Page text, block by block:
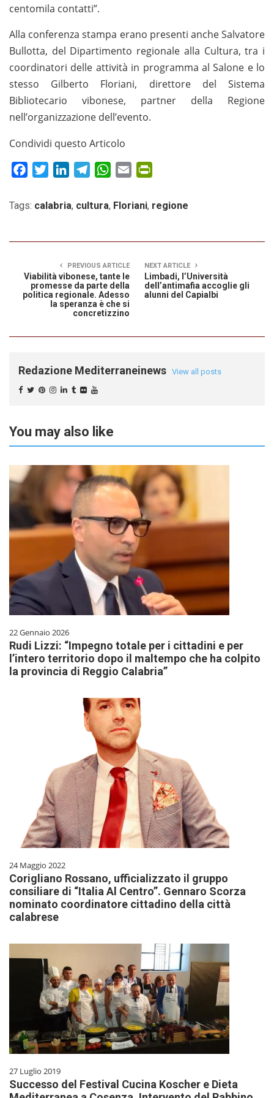
centomila contatti”.
Alla conferenza stampa erano presenti anche Salvatore
Bullotta, del Dipartimento regionale alla Cultura, tra i
coordinatori delle attività in programma al Salone e lo
stesso Gilberto Floriani, direttore del Sistema
Bibliotecario vibonese, partner della Regione
nell’organizzazione dell’evento.
Condividi questo Articolo
FacebookTwitterLinkedInTelegramWhatsApp
Email
Tags: calabria, cultura, Floriani, regione
PREVIOUS ARTICLE
Viabilità vibonese, tante le
promesse da parte della
politica regionale. Adesso
la speranza è che si
concretizzino
NEXT ARTICLE
Limbadi, l’Università
dell’antimafia accoglie gli
alunni del Capialbi
Redazione Mediterraneinews View all posts
You may also like
22 Gennaio 2026
Rudi Lizzi: “Impegno totale per i cittadini e per
l’intero territorio dopo il maltempo che ha colpito
la provincia di Reggio Calabria”
24 Maggio 2022
Corigliano Rossano, ufficializzato il gruppo
consiliare di “Italia Al Centro”. Gennaro Scorza
nominato coordinatore cittadino della città
calabrese
27 Luglio 2019
Successo del Festival Cucina Koscher e Dieta